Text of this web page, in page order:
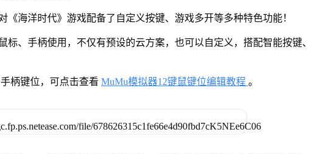
《海洋时代》游戏配备了自定义按键、游戏多开等多种特色功能！
标、手柄使用，不仅有预设的云方案，也可以自定义，搭配智能按键、
柄键位，可点击查看 MuMu模拟器12键鼠键位编辑教程 。